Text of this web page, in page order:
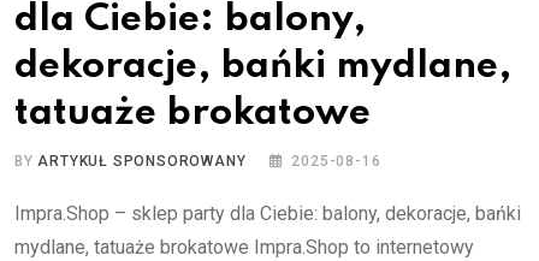
dla Ciebie: balony,
dekoracje, bańki mydlane,
tatuaże brokatowe
BYARTYKUŁ SPONSOROWANY 2025-08-16
Impra.Shop – sklep party dla Ciebie: balony, dekoracje, bańki
mydlane, tatuaże brokatowe Impra.Shop to internetowy